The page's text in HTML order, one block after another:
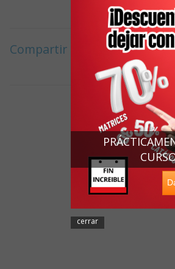
Compartir artículo:
cerrar